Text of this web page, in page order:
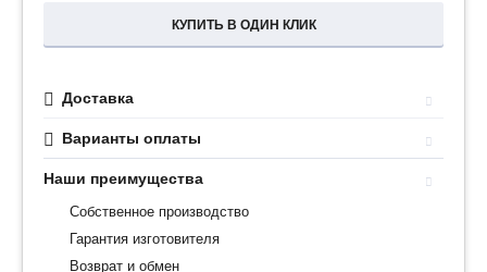
КУПИТЬ В ОДИН КЛИК
Доставка
Варианты оплаты
Наши преимущества
Собственное производство
Гарантия изготовителя
Возврат и обмен